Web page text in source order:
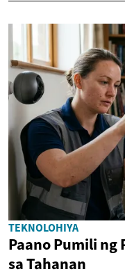
TEKNOLOHIYA
Paano Pumili ng
sa Tahanan